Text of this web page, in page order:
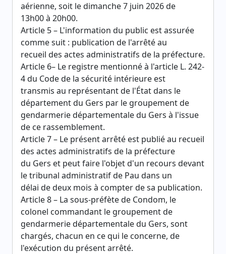
aérienne, soit le dimanche 7 juin 2026 de
13h00 à 20h00.
Article 5 – L'information du public est assurée
comme suit : publication de l'arrêté au
recueil des actes administratifs de la préfecture.
Article 6– Le registre mentionné à l'article L. 242-
4 du Code de la sécurité intérieure est
transmis au représentant de l'État dans le
département du Gers par le groupement de
gendarmerie départementale du Gers à l'issue
de ce rassemblement.
Article 7 – Le présent arrêté est publié au recueil
des actes administratifs de la préfecture
du Gers et peut faire l'objet d'un recours devant
le tribunal administratif de Pau dans un
délai de deux mois à compter de sa publication.
Article 8 – La sous-préfète de Condom, le
colonel commandant le groupement de
gendarmerie départementale du Gers, sont
chargés, chacun en ce qui le concerne, de
l'exécution du présent arrêté.